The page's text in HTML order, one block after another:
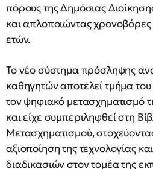
πόρους της Δημόσιας
και απλοποιώντας χρονοβόρες
ετών.
Το νέο σύστημα πρόσληψης
καθηγητών αποτελεί τμήμα
τον ψηφιακό μετασχηματισμό
και είχε συμπεριληφθεί στη
Μετασχηματισμού,
αξιοποίηση της τεχνολογίας
διαδικασιών στον τομέα της